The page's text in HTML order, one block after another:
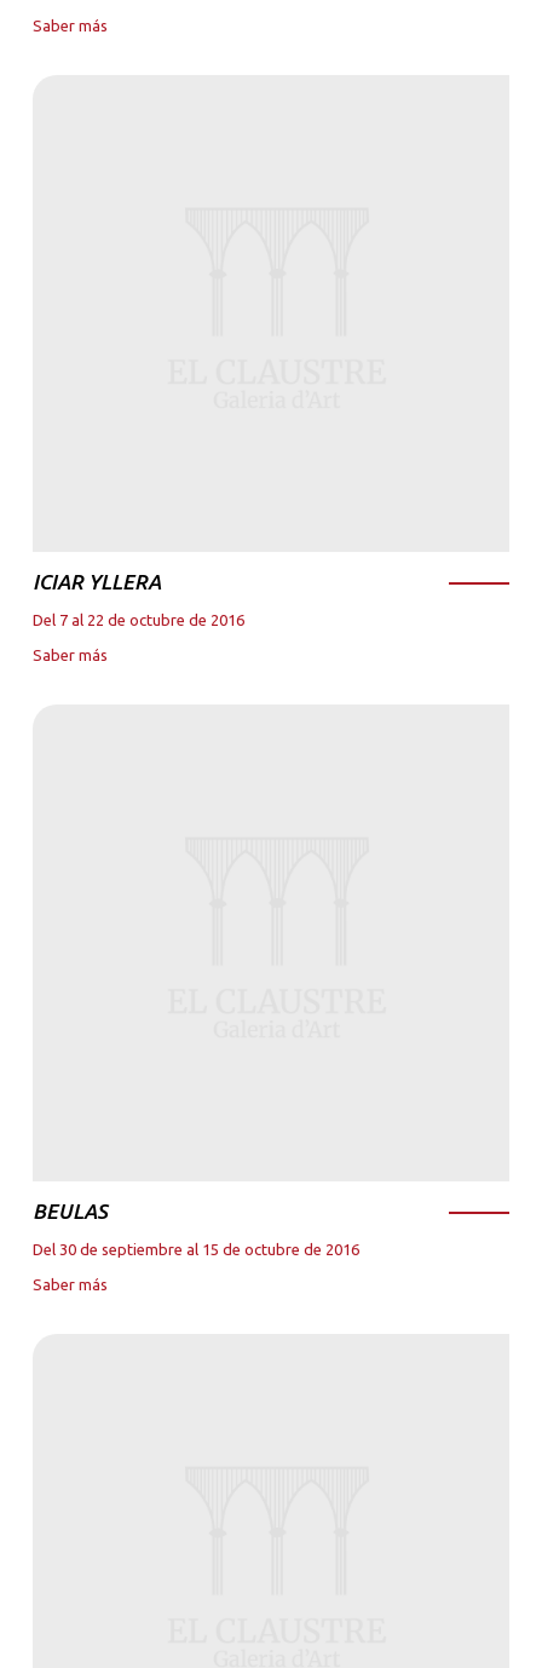
Saber más
ICIAR YLLERA
Del 7 al 22 de octubre de 2016
Saber más
BEULAS
Del 30 de septiembre al 15 de octubre de 2016
Saber más